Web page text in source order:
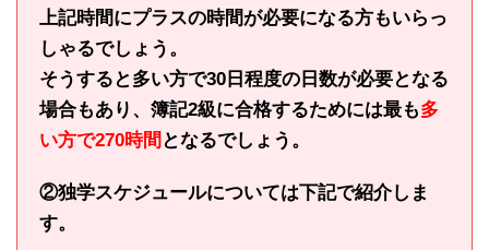
上記時間にプラスの時間が必要になる方もいらっ
しゃるでしょう。
そうすると多い方で30日程度の日数が必要となる
場合もあり、簿記2級に合格するためには最も多
い方で270時間 となるでしょう。
②独学スケジュールについては下記で紹介しま
す。